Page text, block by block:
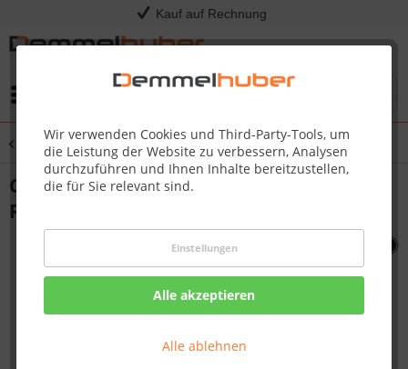
Kauf auf Rechnung
Wir verwenden Cookies und Third-Party-Tools, um
die Leistung der Website zu verbessern, Analysen
durchzuführen und Ihnen Inhalte bereitzustellen,
die für Sie relevant sind.
Einstellungen
Alle akzeptieren
Alle ablehnen
Übersicht PRO825
CONTROL PANEL END CAP RIGHT P
RO665/825 #N120-0025